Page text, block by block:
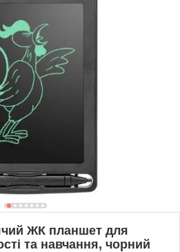
ЖК планшет для
та навчання, чорний